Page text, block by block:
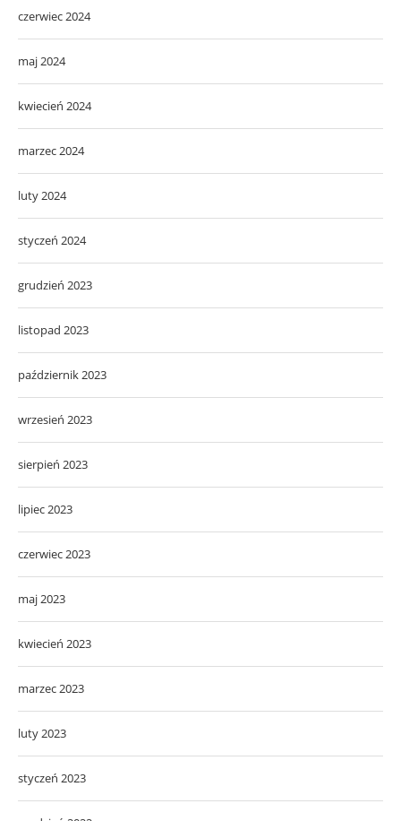
czerwiec 2024
maj 2024
kwiecień 2024
marzec 2024
luty 2024
styczeń 2024
grudzień 2023
listopad 2023
październik 2023
wrzesień 2023
sierpień 2023
lipiec 2023
czerwiec 2023
maj 2023
kwiecień 2023
marzec 2023
luty 2023
styczeń 2023